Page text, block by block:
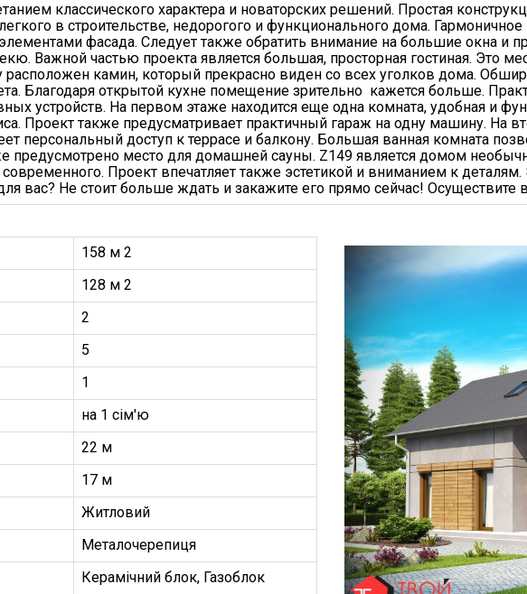
классического характера и новаторских решений. Простая
в строительстве, недорогого и функционального дома.
фасада. Следует также обратить внимание на большие окна и
Важной частью проекта является большая, просторная гостиная. Это
расположен камин, который прекрасно виден со всех уголков дома.
Благодаря открытой кухне помещение зрительно кажется больше.
устройств. На первом этаже находится еще одна комната, удобная и
Проект также предусматривает практичный гараж на одну машину. На
персональный доступ к террасе и балкону. Большая ванная комната
предусмотрено место для домашней сауны. Z149 является домом
Проект впечатляет также эстетикой и вниманием к
вас? Не стоит больше ждать и закажите его прямо сейчас!
158 м 2
128 м 2
2
5
1
на 1 сім'ю
22 м
17 м
Житловий
Металочерепиця
Керамічний блок, Газоблок